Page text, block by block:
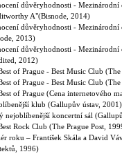
důvěryhodnosti - Mezinárodní
A"(Bisnode, 2014)
důvěryhodnosti -
2013)
důvěryhodnosti -
2012)
of Prague - Best Music Club
of Prague - Best Music Club
of Prague (Cena internetového
klub (Gallupův ústav, 2001)
nejoblíbenější koncertní sál
Rock Club (The Prague Post,
roku – František Skála a David
1996)